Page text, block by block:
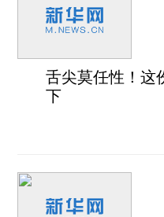
舌尖莫任性！这
下